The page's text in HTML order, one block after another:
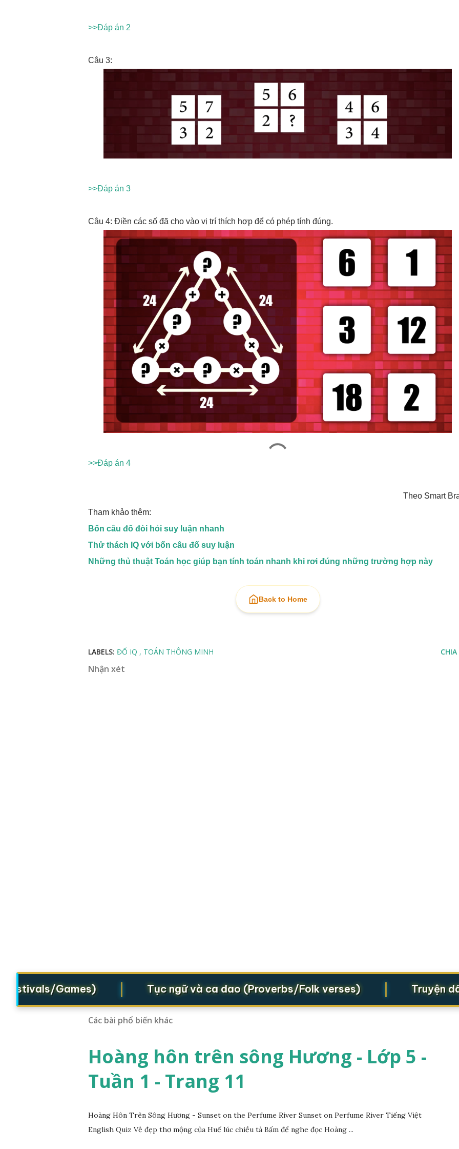
>>Đáp án 2
Câu 3:
>>Đáp án 3
Câu 4: Điền các số đã cho vào vị trí thích hợp để có phép tính đúng.
>>Đáp án 4
Theo Smart
Tham khảo thêm:
Bốn câu đố đòi hỏi suy luận nhanh
Thử thách IQ với bốn câu đố suy luận
Những thủ thuật Toán học giúp bạn tính toán nhanh khi rơi đúng những trường hợp này
Back to Home
LABELS: ĐỐ IQ TOÁN THÔNG MINH CHIA
Nhận xét
Games) | Tục ngữ và ca dao (Proverbs/Folk verses) | Truyện dân
Các bài phổ biến khác
Hoàng hôn trên sông Hương - Lớp 5 -
Tuần 1 - Trang 11
Hoàng Hôn Trên Sông Hương - Sunset on the Perfume River Sunset on Perfume River Tiếng Việt
English Quiz Vẻ đẹp thơ mộng của Huế lúc chiều tà Bấm để nghe đọc Hoàng ...